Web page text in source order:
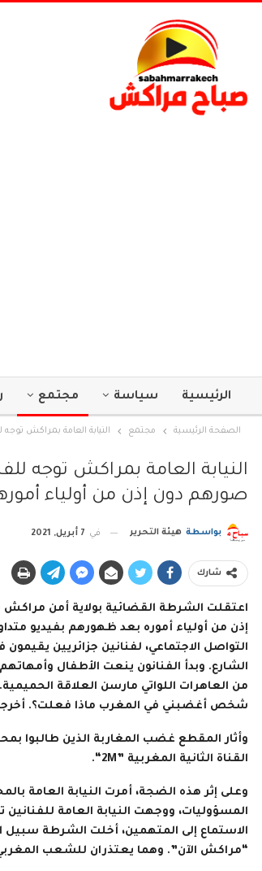
الرئيسية سياسة مجتمع
الصفحة الرئيسية مجتمع النيابة العامة بمراكش
النيابة العامة بمراكش توجه
صورهم دون إذن من أولياء
بواسطة هيئة التحرير في 7 أبريل, 2021
شارك
اعتقلت الشرطة القضائية بولاية أمن
إذن من أولياء أموره بعد ظهورهم بفيديو
التواصل الاجتماعي، لفنانين جزائريين
الشارع. وبدأ الفنانون ينعت الأطفال
شخص أغضبني في المغرب ماذا فعلت؟. أخرجت
وأثار المقطع غضب المغاربة الذين طالبوا
القناة الثانية المغربية ”2M“.
وعلى إثر هذه الضجة، أمرت النيابة العامة
المسؤوليات، ووجهت النيابة العامة
الاستماع إلى المتهمين، أخلت الشرطة سبيل
“مراكش الآن”. وهما يعتذران للشعب